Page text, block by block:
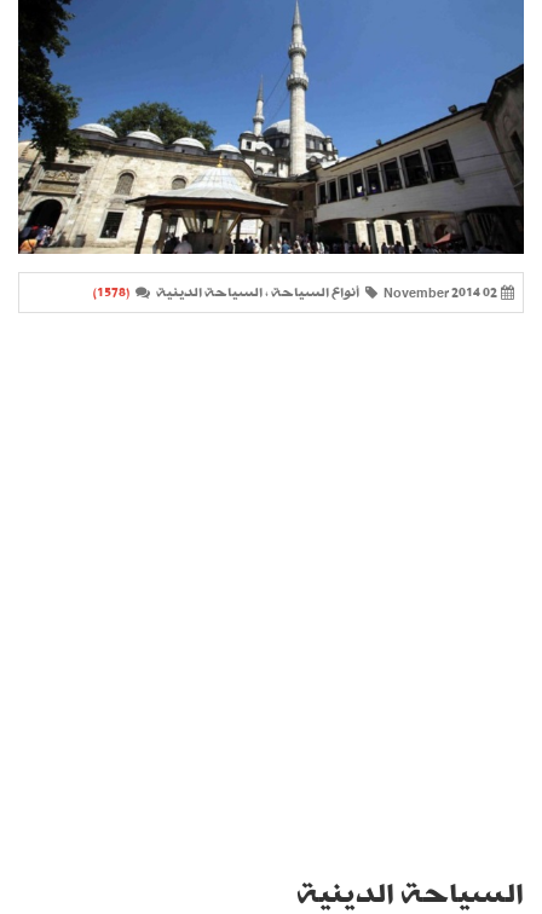
02 November 2014 أنواع السياحة ، السياحة الدينية (1578)
السياحة الدينية